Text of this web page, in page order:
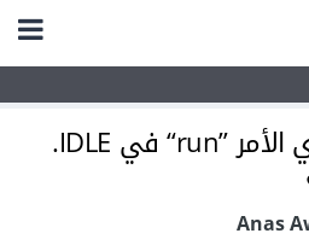
لا يوجد لدي الأمر ”run“ في IDLE.